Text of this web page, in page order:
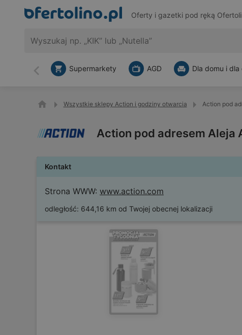
Oferty i gazetki pod ręką
Wstecz
Supermarkety AGD Dla domu i dla
Wszystkie sklepy Action i godziny otwarcia Action pod
Action pod adresem
Kontakt
Strona WWW: www.action.com
odległość: 644,16 km od Twojej obecnej lokalizacji